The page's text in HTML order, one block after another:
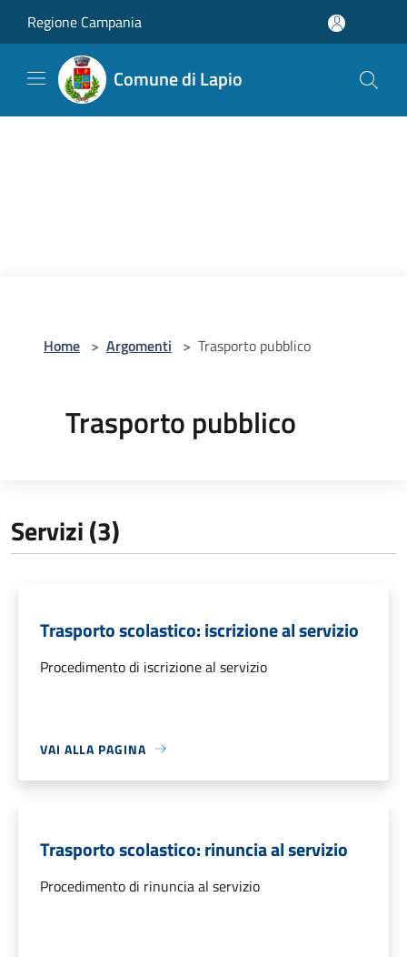
Regione Campania
Comune di Lapio
Home > Argomenti > Trasporto pubblico
Trasporto pubblico
Servizi (3)
Trasporto scolastico: iscrizione al servizio
Procedimento di iscrizione al servizio
VAI ALLA PAGINA
Trasporto scolastico: rinuncia al servizio
Procedimento di rinuncia al servizio